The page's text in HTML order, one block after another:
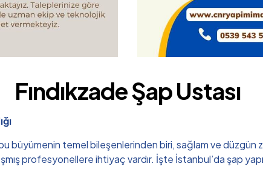
Fındıkzade Şap Ustası
temel bileşenlerinden biri, sağlam ve düzgün zemin
profesyonellere ihtiyaç vardır. İşte İstanbul’da şap